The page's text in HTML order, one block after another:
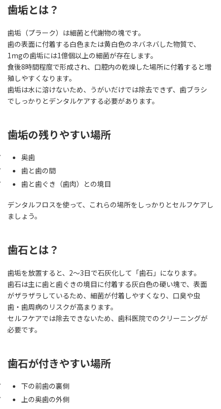
歯垢とは？
歯垢（プラーク）は細菌と代謝物の塊です。
歯の表面に付着する白色または黄白色のネバネバした物質で、
1mgの歯垢には1億個以上の細菌が存在します。
食後8時間程度で形成され、口腔内の乾燥した場所に付着すると増
殖しやすくなります。
歯垢は水に溶けないため、うがいだけでは除去できず、歯ブラシ
でしっかりとデンタルケアする必要があります。
歯垢の残りやすい場所
奥歯
歯と歯の間
歯と歯ぐき（歯肉）との境目
デンタルフロスを使って、これらの場所をしっかりとセルフケアし
ましょう。
歯石とは？
歯垢を放置すると、2～3日で石灰化して「歯石」になります。
歯石は主に歯と歯ぐきの境目に付着する灰白色の硬い塊で、表面
がザラザラしているため、細菌が付着しやすくなり、口臭や虫
歯・歯周病のリスクが高まります。
セルフケアでは除去できないため、歯科医院でのクリーニングが
必要です。
歯石が付きやすい場所
下の前歯の裏側
上の奥歯の外側